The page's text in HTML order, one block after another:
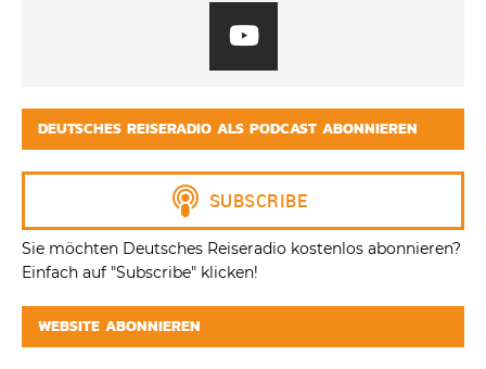
DEUTSCHES REISERADIO ALS PODCAST ABONNIEREN
Sie möchten Deutsches Reiseradio kostenlos abonnieren?
Einfach auf "Subscribe" klicken!
WEBSITE ABONNIEREN